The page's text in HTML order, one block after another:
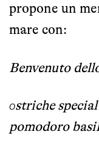
propone un
mare con:
Benvenuto
Ostriche
pomodoro